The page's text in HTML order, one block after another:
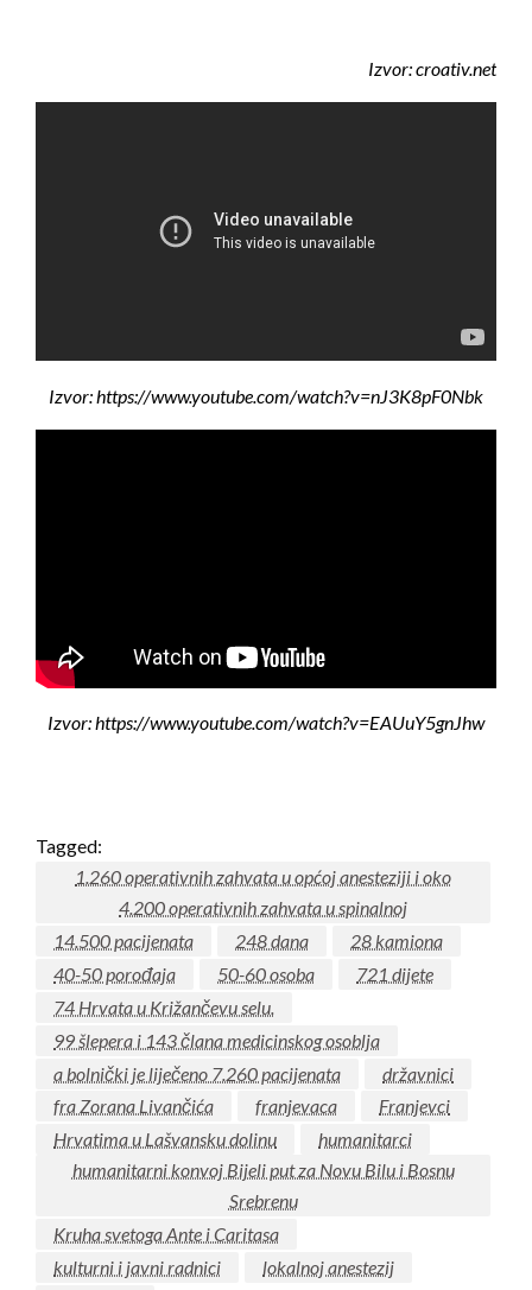
Izvor: croativ.net
Izvor: https://www.youtube.com/watch?v=nJ3K8pF0Nbk
Izvor: https://www.youtube.com/watch?v=EAUuY5gnJhw
Tagged:
1.260 operativnih zahvata u općoj anesteziji i oko
4.200 operativnih zahvata u spinalnoj
14.500 pacijenata
248 dana
28 kamiona
40-50 porođaja
50-60 osoba
721 dijete
74 Hrvata u Križančevu selu.
99 šlepera i 143 člana medicinskog osoblja
a bolnički je liječeno 7.260 pacijenata
državnici
fra Zorana Livančića
franjevaca
Franjevci
Hrvatima u Lašvansku dolinu
humanitarci
humanitarni konvoj Bijeli put za Novu Bilu i Bosnu
Srebrenu
Kruha svetoga Ante i Caritasa
kulturni i javni radnici
lokalnoj anestezij